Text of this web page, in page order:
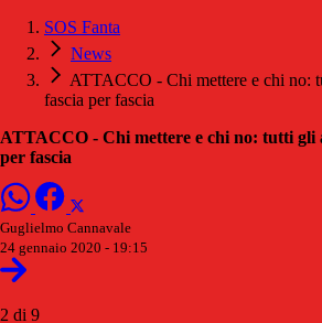
SOS Fanta
News
ATTACCO - Chi mettere e chi no:
fascia per fascia
ATTACCO - Chi mettere e chi no: tutti gli
per fascia
Guglielmo Cannavale
24 gennaio 2020 - 19:15
2 di 9